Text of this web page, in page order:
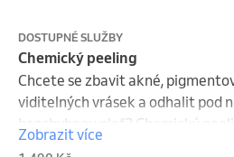
DOSTUPNÉ SLUŽBY
Chemický peeling
Chcete se zbavit akné,
viditelných vrásek a odhalit pod
bezchybnou pleť? Chemický
nejúčinnějších nástrojů moderní
Zobrazit více